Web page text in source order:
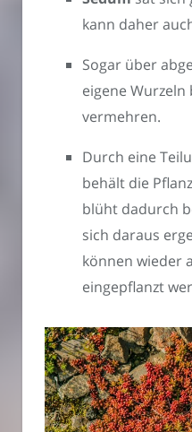
kann daher
Sogar über
eigene
vermehren.
Durch eine
behält die
blüht dadurch
sich daraus
können wieder
eingepflanzt